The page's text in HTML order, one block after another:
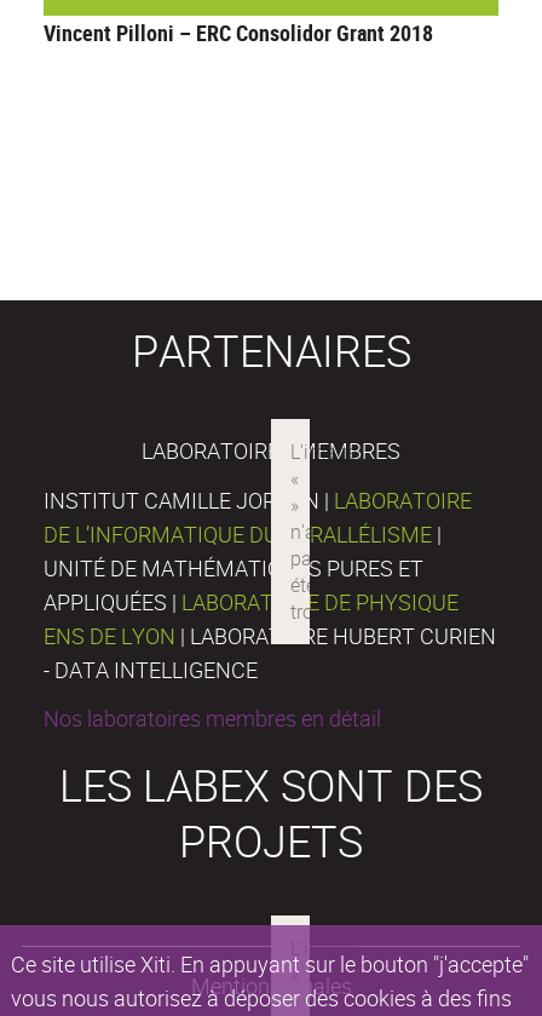
Ce site utilise Xiti. En appuyant sur le bouton "j'accepte"
vous nous autorisez à déposer des cookies à des fins
Vincent Pilloni – ERC Consolidor Grant 2018
PARTENAIRES
LABORATOIRES MEMBRES
INSTITUT CAMILLE JORDAN | LABORATOIRE
DE L’INFORMATIQUE DU PARALLÉLISME |
UNITÉ DE MATHÉMATIQUES PURES ET
APPLIQUÉES | LABORATOIRE DE PHYSIQUE
ENS DE LYON | LABORATOIRE HUBERT CURIEN
- DATA INTELLIGENCE
Nos laboratoires membres en détail
LES LABEX SONT DES
PROJETS
Mentions légales